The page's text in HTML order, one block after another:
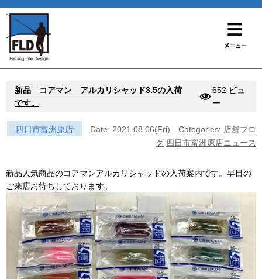
新品 コアマン アルカリシャッド3.5の入荷
です。
652 ビュ
ー
四日市富洲原店 Date: 2021.08.06(Fri) Categories: 店舗ブロ
グ 四日市富洲原店ニュース
新品人気商品のコアマンアルカリシャッドの入荷案内です。早目の
ご来店お待ちしております。